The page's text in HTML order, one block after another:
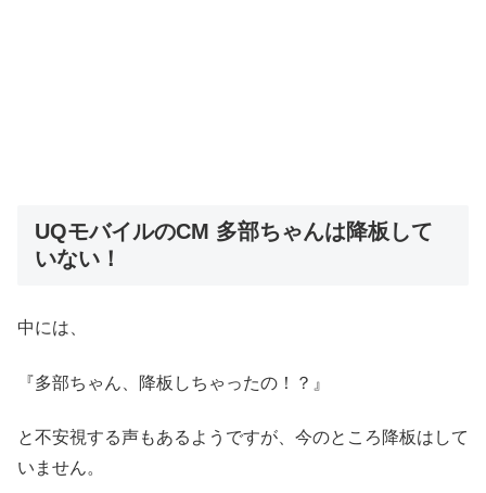
UQモバイルのCM 多部ちゃんは降板して
いない！
中には、
『多部ちゃん、降板しちゃったの！？』
と不安視する声もあるようですが、今のところ降板はして
いません。